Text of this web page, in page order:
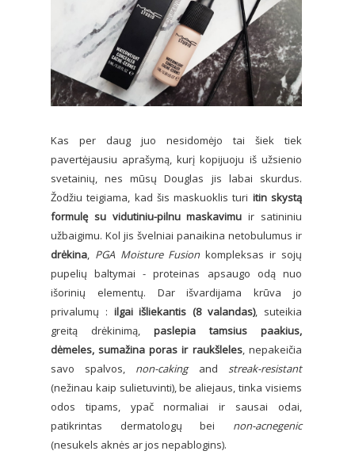
Kas per daug juo nesidomėjo tai šiek tiek
pavertėjausiu aprašymą, kurį kopijuoju iš užsienio
svetainių, nes mūsų Douglas jis labai skurdus.
Žodžiu teigiama, kad šis maskuoklis turi itin skystą
formulę su vidutiniu-pilnu maskavimuir satininiu
užbaigimu. Kol jis švelniai panaikina netobulumus ir
drėkina, PGA Moisture Fusionkompleksas ir sojų
pupelių baltymai - proteinas apsaugo odą nuo
išorinių elementų. Dar išvardijama krūva jo
privalumų : ilgai išliekantis (8 valandas), suteikia
greitą drėkinimą,paslepia tamsius paakius,
dėmeles, sumažina poras ir raukšleles, nepakeičia
savo spalvos, non-caking and streak-resistant
(nežinau kaip sulietuvinti), be aliejaus, tinka visiems
odos tipams, ypač normaliai ir sausai odai,
patikrintas dermatologų bei non-acnegenic
(nesukels aknės ar jos nepablogins).